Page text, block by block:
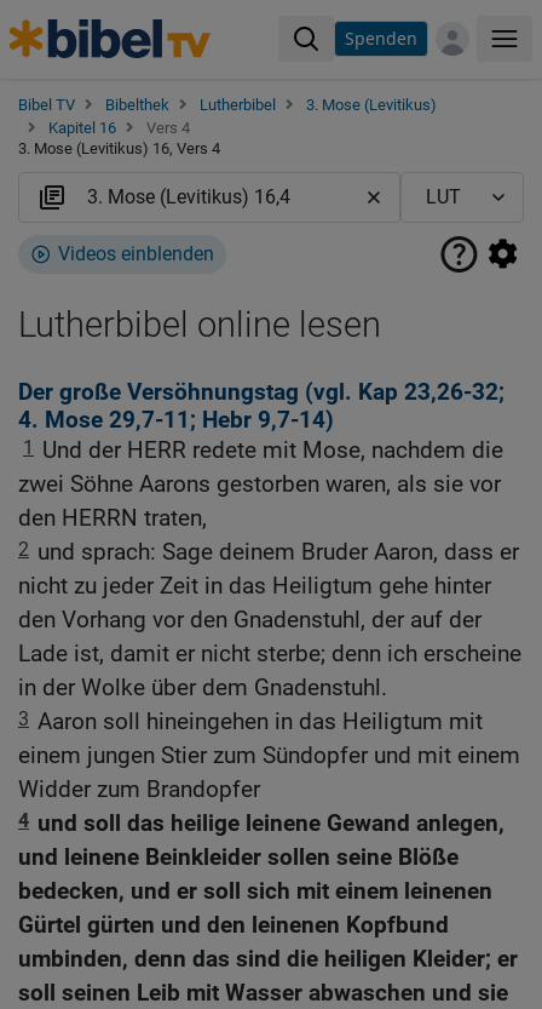
Spenden
Bibel TV Bibelthek Lutherbibel
3. Mose (Levitikus)
Kapitel 16
Vers 4
3. Mose (Levitikus) 16, Vers 4
Videos einblenden
Lutherbibel online lesen
Der große Versöhnungstag (vgl. Kap 23,26-32;
4. Mose 29,7-11; Hebr 9,7-14)
1
Und der HERR redete mit Mose, nachdem die
zwei Söhne Aarons gestorben waren, als sie vor
den HERRN traten,
2 und sprach: Sage deinem Bruder Aaron, dass er
nicht zu jeder Zeit in das Heiligtum gehe hinter
den Vorhang vor den Gnadenstuhl, der auf der
Lade ist, damit er nicht sterbe; denn ich erscheine
in der Wolke über dem Gnadenstuhl.
3 Aaron soll hineingehen in das Heiligtum mit
einem jungen Stier zum Sündopfer und mit einem
Widder zum Brandopfer
4 und soll das heilige leinene Gewand anlegen,
und leinene Beinkleider sollen seine Blöße
bedecken, und er soll sich mit einem leinenen
Gürtel gürten und den leinenen Kopfbund
umbinden, denn das sind die heiligen Kleider; er
soll seinen Leib mit Wasser abwaschen und sie